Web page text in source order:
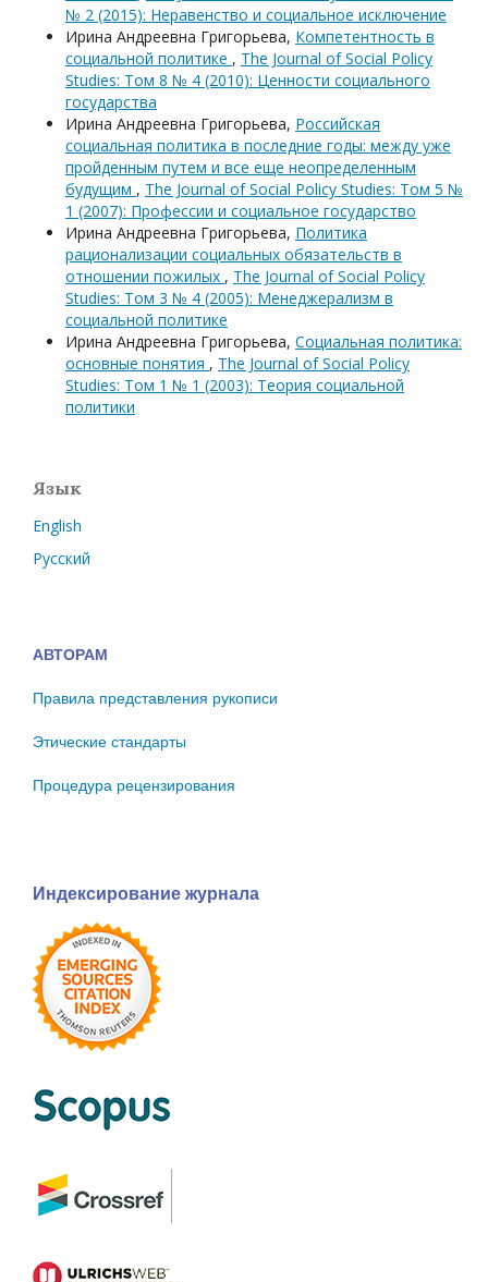
№ 2 (2015): Неравенство и социальное исключение
Ирина Андреевна Григорьева, Компетентность в
социальной политике , The Journal of Social Policy
Studies: Том 8 № 4 (2010): Ценности социального
государства
Ирина Андреевна Григорьева, Российская
социальная политика в последние годы: между уже
пройденным путем и все еще неопределенным
будущим , The Journal of Social Policy Studies: Том 5 №
1 (2007): Профессии и социальное государство
Ирина Андреевна Григорьева, Политика
рационализации социальных обязательств в
отношении пожилых , The Journal of Social Policy
Studies: Том 3 № 4 (2005): Менеджерализм в
социальной политике
Ирина Андреевна Григорьева, Социальная политика:
основные понятия , The Journal of Social Policy
Studies: Том 1 № 1 (2003): Теория социальной
политики
Язык
English
Русский
АВТОРАМ
Правила представления рукописи
Этические стандарты
Процедура рецензирования
Индексирование журнала